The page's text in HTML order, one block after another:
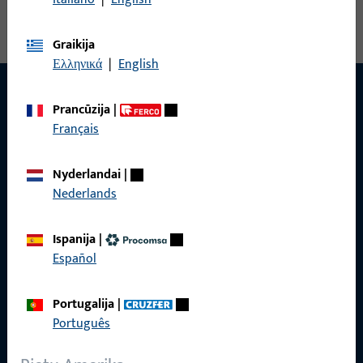
KONTAKTAS
Graikija
Ελληνικά | English
Prancūzija|
Français
Nyderlandai|
Nederlands
Ispanija|
Español
Portugalija|
Português